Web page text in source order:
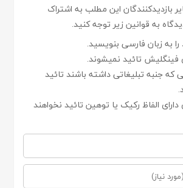
بازدیدکنندگان این مطلب به اشتراک
به قوانین زیر توجه کنید.
به زبان فارسی بنویسید.
فینگلیش تائید نمیشوند.
که جنبه تبلیغاتی داشته باشند تائید
الفاظ رکیک یا توهین تائید نخواهند